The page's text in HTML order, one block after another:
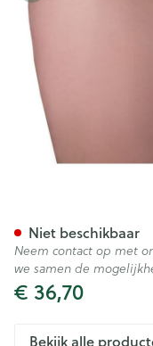
€ 36,70
Niet beschikbaar
Neem contact op met
we samen de
Bekijk alle